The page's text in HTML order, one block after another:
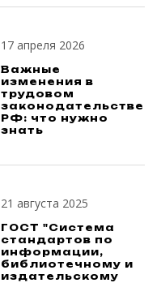
17 апреля 2026
Важные
изменения в
трудовом
законодательстве
РФ: что нужно
знать
21 августа 2025
ГОСТ "Система
стандартов по
информации,
библиотечному и
издательскому